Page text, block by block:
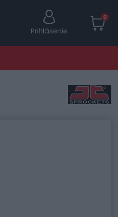
Prihlásenie
0